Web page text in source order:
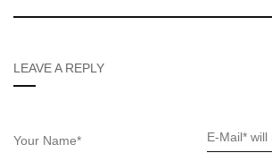
LEAVE A REPLY